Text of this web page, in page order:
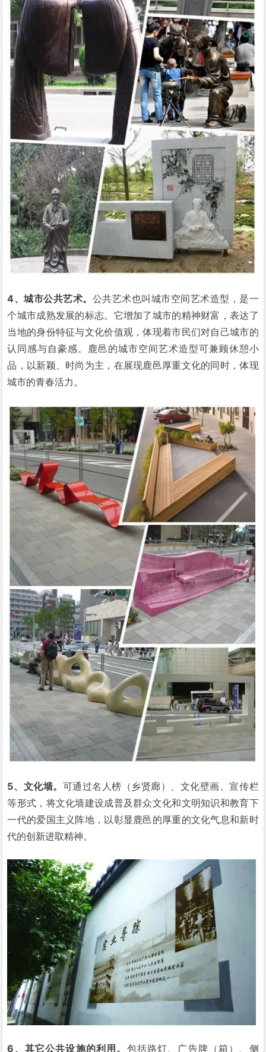
4、城市公共艺术。 公共艺术也叫城市空间艺术造型，是一
个城市成熟发展的标志。它增加了城市的精神财富，表达了
当地的身份特征与文化价值观，体现着市民们对自己城市的
认同感与自豪感。鹿邑的城市空间艺术造型可兼顾休憩小
品，以新颖、时尚为主，在展现鹿邑厚重文化的同时，体现
城市的青春活力。
5、文化墙。 可通过名人榜（乡贤廊）、文化壁画、宣传栏
等形式，将文化墙建设成普及群众文化和文明知识和教育下
一代的爱国主义阵地，以彰显鹿邑的厚重的文化气息和新时
代的创新进取精神。
6、其它公共设施的利用。 包括路灯、广告牌（箱）、侧